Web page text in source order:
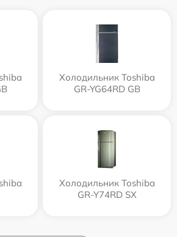
Холодильник Toshiba
GR-YG64RD GB
Холодильник Toshiba
GR-Y74RD SX